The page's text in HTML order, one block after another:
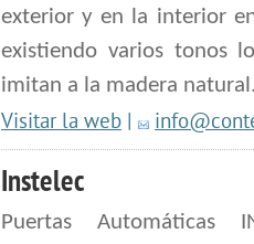
exterior y en la interior
existiendo varios tonos
imitan a la madera
Visitar la web |
Instelec
Puertas Automáticas